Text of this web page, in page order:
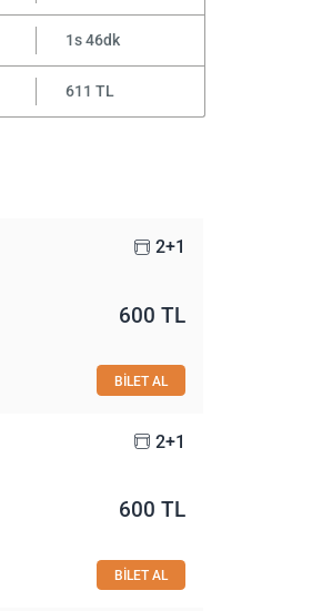
1s 46dk
611 TL
2+1
600 TL
BİLET AL
2+1
600 TL
BİLET AL